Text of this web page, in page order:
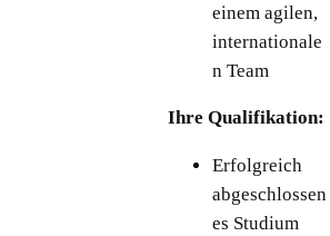
einem agilen,
internationale
n Team
Ihre Qualifikation:
Erfolgreich
abgeschlossen
es Studium